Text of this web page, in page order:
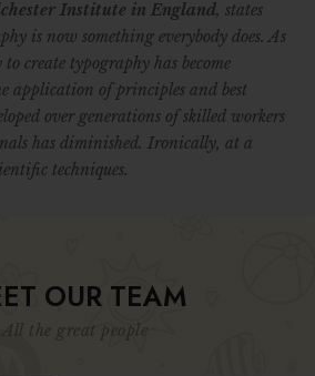
Institute in England, states
is now something everybody does. As
create typography has become
application of principles and best
over generations of skilled workers
has diminished. Ironically, at a
techniques.
OUR TEAM
All the great people